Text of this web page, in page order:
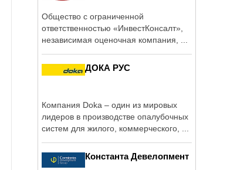
Общество с ограниченной
ответственностью «ИнвестКонсалт»,
независимая оценочная компания, ...
ДОКА РУС
Компания Doka – один из мировых
лидеров в производстве опалубочных
систем для жилого, коммерческого, ...
Константа Девелопмент